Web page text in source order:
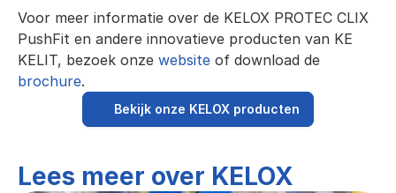
Voor meer informatie over de KELOX PROTEC CLIX
PushFit en andere innovatieve producten van KE
KELIT, bezoek onze website
brochure.
Bekijk onze KELOX producten
Lees meer over KELOX